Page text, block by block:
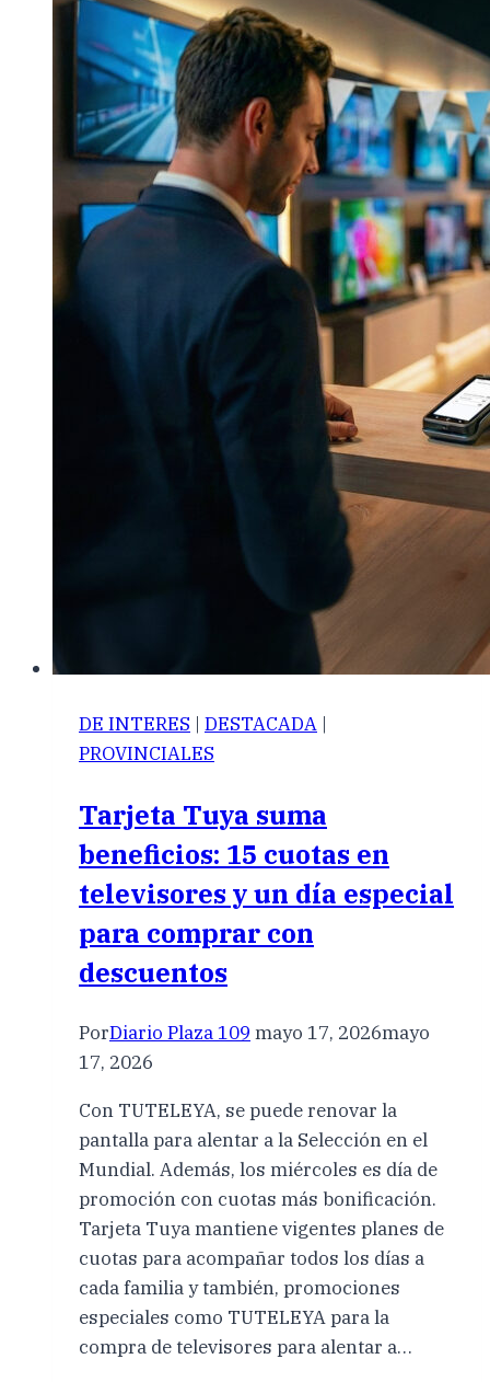
DE INTERES | DESTACADA |
PROVINCIALES
Tarjeta Tuya suma
beneficios: 15 cuotas en
televisores y un día especial
para comprar con
descuentos
PorDiario Plaza 109 mayo 17, 2026mayo
17, 2026
Con TUTELEYA, se puede renovar la
pantalla para alentar a la Selección en el
Mundial. Además, los miércoles es día de
promoción con cuotas más bonificación.
Tarjeta Tuya mantiene vigentes planes de
cuotas para acompañar todos los días a
cada familia y también, promociones
especiales como TUTELEYA para la
compra de televisores para alentar a…